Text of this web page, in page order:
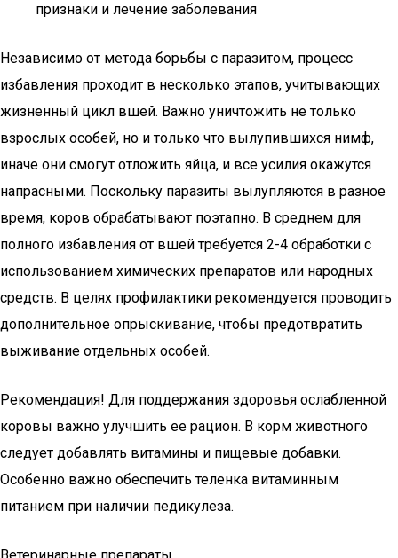
признаки и лечение заболевания
Независимо от метода борьбы с паразитом, процесс
избавления проходит в несколько этапов, учитывающих
жизненный цикл вшей. Важно уничтожить не только
взрослых особей, но и только что вылупившихся нимф,
иначе они смогут отложить яйца, и все усилия окажутся
напрасными. Поскольку паразиты вылупляются в разное
время, коров обрабатывают поэтапно. В среднем для
полного избавления от вшей требуется 2-4 обработки с
использованием химических препаратов или народных
средств. В целях профилактики рекомендуется проводить
дополнительное опрыскивание, чтобы предотвратить
выживание отдельных особей.
Рекомендация! Для поддержания здоровья ослабленной
коровы важно улучшить ее рацион. В корм животного
следует добавлять витамины и пищевые добавки.
Особенно важно обеспечить теленка витаминным
питанием при наличии педикулеза.